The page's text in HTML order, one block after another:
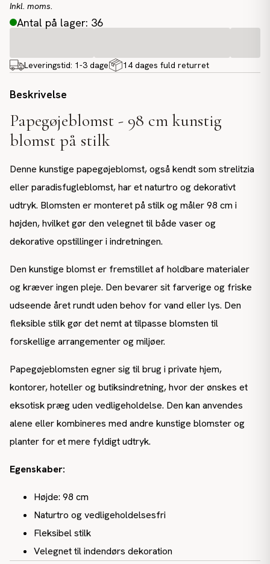
Inkl. moms.
Antal på lager: 36
Leveringstid: 1-3 dage 14 dages fuld returret
Beskrivelse
Papegøjeblomst - 98 cm kunstig
blomst på stilk
Denne kunstige papegøjeblomst, også kendt som strelitzia
eller paradisfugleblomst, har et naturtro og dekorativt
udtryk. Blomsten er monteret på stilk og måler 98 cm i
højden, hvilket gør den velegnet til både vaser og
dekorative opstillinger i indretningen.
Den kunstige blomst er fremstillet af holdbare materialer
og kræver ingen pleje. Den bevarer sit farverige og friske
udseende året rundt uden behov for vand eller lys. Den
fleksible stilk gør det nemt at tilpasse blomsten til
forskellige arrangementer og miljøer.
Papegøjeblomsten egner sig til brug i private hjem,
kontorer, hoteller og butiksindretning, hvor der ønskes et
eksotisk præg uden vedligeholdelse. Den kan anvendes
alene eller kombineres med andre kunstige blomster og
planter for et mere fyldigt udtryk.
Egenskaber:
Højde: 98 cm
Naturtro og vedligeholdelsesfri
Fleksibel stilk
Velegnet til indendørs dekoration